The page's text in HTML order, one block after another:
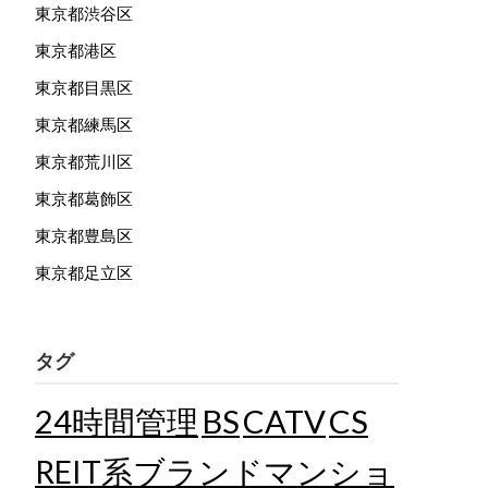
東京都渋谷区
東京都港区
東京都目黒区
東京都練馬区
東京都荒川区
東京都葛飾区
東京都豊島区
東京都足立区
タグ
24時間管理 BSCATVCS
REIT系ブランドマンショ